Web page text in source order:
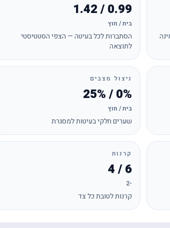
0.99 / 1.42
בית / חוץ
הסתברות לכל בעיטה — הצפי הסטטיסטי
לתוצאה
ניצול מצבים
0% / 25%
בית / חוץ
שערים חלקי בעיטות למסגרת
קרנות
6 / 4
-2
קרנות לטובת כל צד